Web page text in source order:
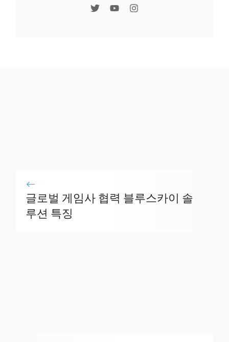
글로벌 게임사 협력 블루스카이 솔
루션 특징